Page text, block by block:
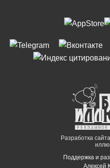
Разработка
Поддержка и
Алексей